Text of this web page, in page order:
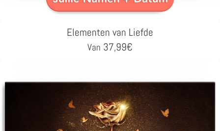
Elementen van Liefde
Van 37,99€